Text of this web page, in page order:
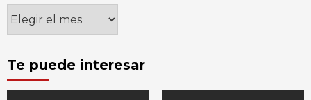
Archivos
Te puede interesar